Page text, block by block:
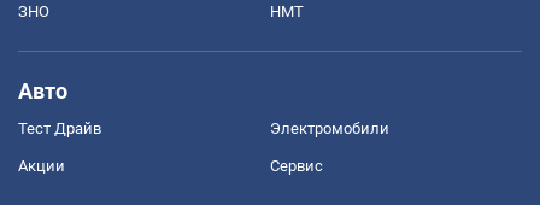
ЗНО НМТ
Авто
Тест Драйв Электромобили
Акции Сервис